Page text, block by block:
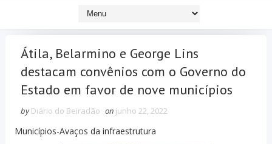
Átila, Belarmino e George Lins
destacam convênios com o Governo do
Estado em favor de nove municípios
by Diário do Beiradão on junho 22, 2022
Municípios-Avaços da infraestrutura